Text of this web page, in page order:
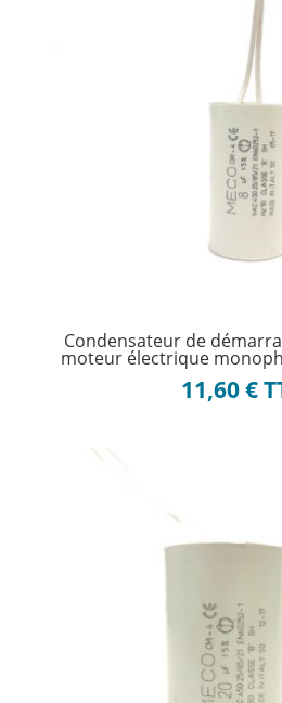
Condensateur de
moteur électrique
11,60€